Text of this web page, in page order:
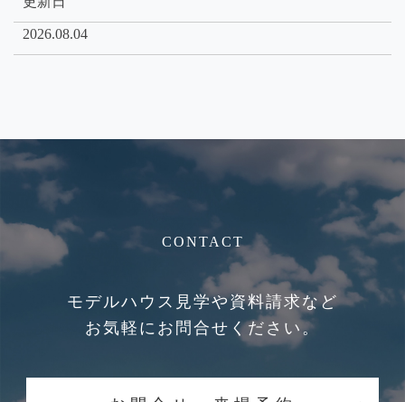
2026.08.04
CONTACT
モデルハウス見学や資料請求など
お気軽にお問合せください。